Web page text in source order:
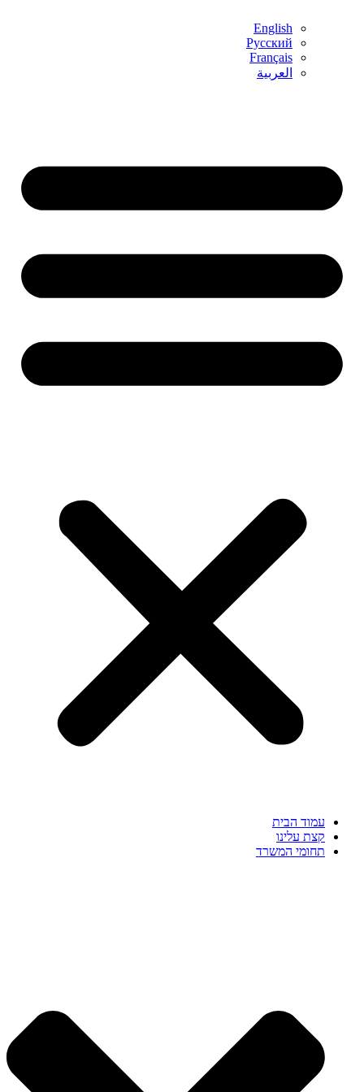
English
Русский
Français
العربية
עמוד הבית
קצת עלינו
תחומי המשרד